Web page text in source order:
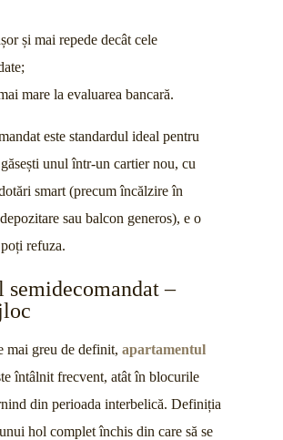
și mai repede decât cele
mare la evaluarea bancară.
este standardul ideal pentru
unul într-un cartier nou, cu
smart (precum încălzire în
sau balcon generos), e o
refuza.
semidecomandat –
mai greu de definit, apartamentul
întâlnit frecvent, atât în blocurile
din perioada interbelică. Definiția
hol complet închis din care să se